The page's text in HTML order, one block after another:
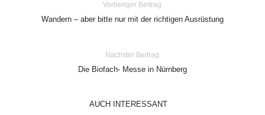
Vorheriger Beitrag
Wandern – aber bitte nur mit der richtigen Ausrüstung
Nächster Beitrag
Die Biofach- Messe in Nürnberg
AUCH INTERESSANT